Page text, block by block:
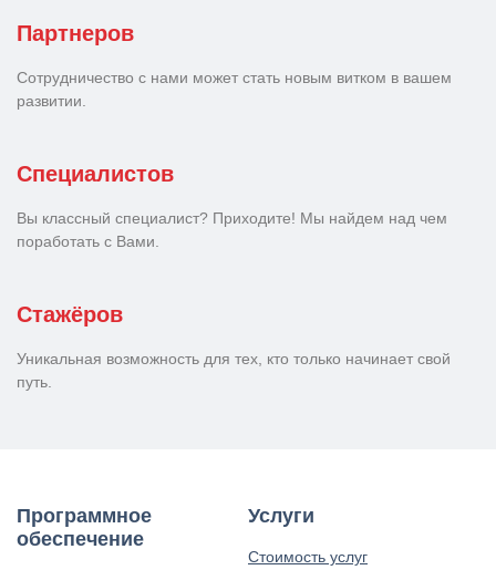
Партнеров
Сотрудничество с нами может стать новым витком в вашем
развитии.
Специалистов
Вы классный специалист? Приходите! Мы найдем над чем
поработать с Вами.
Стажёров
Уникальная возможность для тех, кто только начинает свой
путь.
Программное
обеспечение
Услуги
Стоимость услуг